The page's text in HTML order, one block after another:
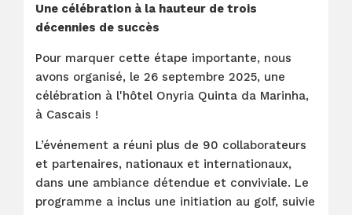
Une célébration à la hauteur de trois
décennies de succès
Pour marquer cette étape importante, nous
avons organisé, le 26 septembre 2025, une
célébration à l'hôtel Onyria Quinta da Marinha,
à Cascais !
L’événement a réuni plus de 90 collaborateurs
et partenaires, nationaux et internationaux,
dans une ambiance détendue et conviviale. Le
programme a inclus une initiation au golf, suivie